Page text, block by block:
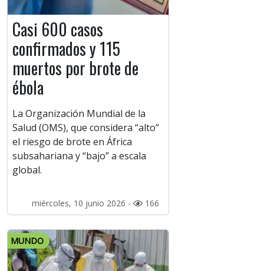
Casi 600 casos
confirmados y 115
muertos por brote de
ébola
La Organización Mundial de la
Salud (OMS), que considera “alto”
el riesgo de brote en África
subsahariana y “bajo” a escala
global.
miércoles, 10 junio 2026 - 166
MUNDO